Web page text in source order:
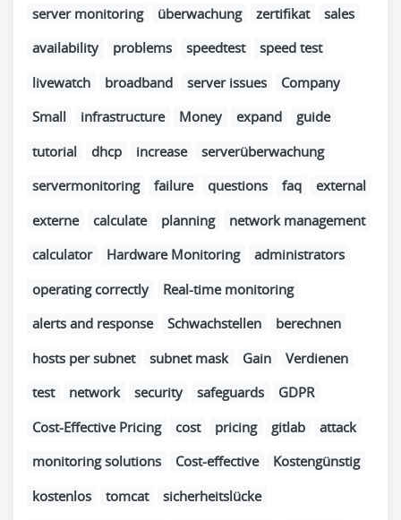
server monitoring
überwachung zertifikat
sales
availability
problems speedtest
speed test
livewatch
broadband server issues
Company
Small
infrastructure Money expand
guide
tutorial
dhcp increase
serverüberwachung
servermonitoring
failure questions faq
external
externe
calculate planning
network management
calculator
Hardware Monitoring
administrators
operating correctly
Real-time monitoring
alerts and response
Schwachstellen
berechnen
hosts per subnet
subnet mask Gain
Verdienen
test
network security safeguards
GDPR
Cost-Effective Pricing
cost pricing gitlab
attack
monitoring solutions
Cost-effective
Kostengünstig
kostenlos
tomcat
sicherheitslücke